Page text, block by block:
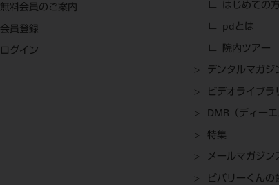
無料会員のご案内
会員登録
ログイン
はじめての
pdとは
院内ツアー
デンタルマガジ
ビデオライブラ
DMR（ディーエ
特集
メールマガジン
ビバリーくん